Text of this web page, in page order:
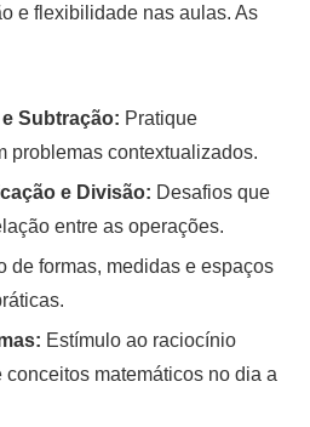
e flexibilidade nas aulas. As
Subtração: Pratique
problemas contextualizados.
e Divisão: Desafios que
entre as operações.
de formas, medidas e espaços
Estímulo ao raciocínio
conceitos matemáticos no dia a